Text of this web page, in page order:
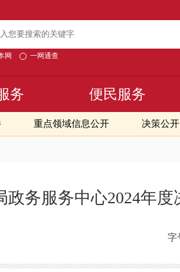
网 一网通查
重点领域信息公开 决策公开
务 便民服务
政务服务中心2024年度
字